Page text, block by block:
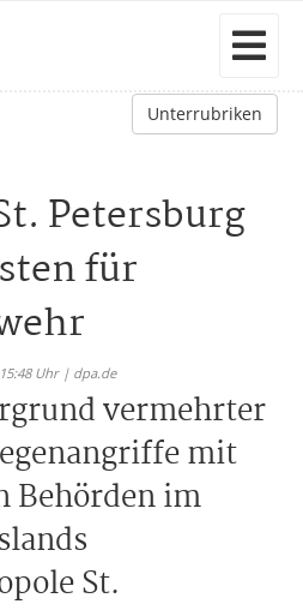
Unterrubriken
Petersburg
für
Uhr | dpa.de
vermehrter
mit
Behörden im
St.